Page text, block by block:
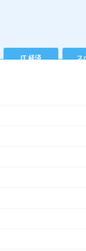
IT 経済 ス